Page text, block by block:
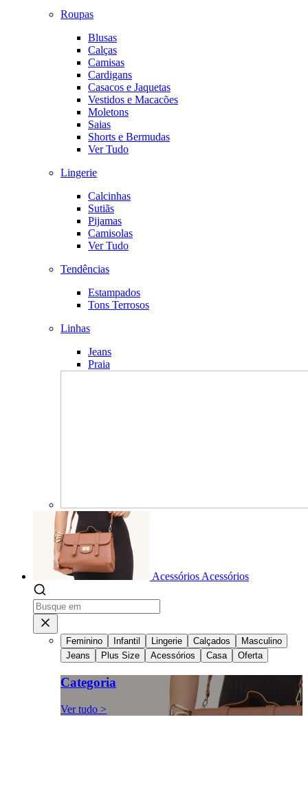
Roupas
Blusas
Calças
Camisas
Cardigans
Casacos e Jaquetas
Vestidos e Macacões
Moletons
Saias
Shorts e Bermudas
Ver Tudo
Lingerie
Calcinhas
Sutiãs
Pijamas
Camisolas
Ver Tudo
Tendências
Estampados
Tons Terrosos
Linhas
Jeans
Praia
Acessórios Acessórios
Feminino Infantil Lingerie Calçados
Masculino
Jeans
Plus Size Acessórios Casa Oferta
Categoria
Ver tudo >